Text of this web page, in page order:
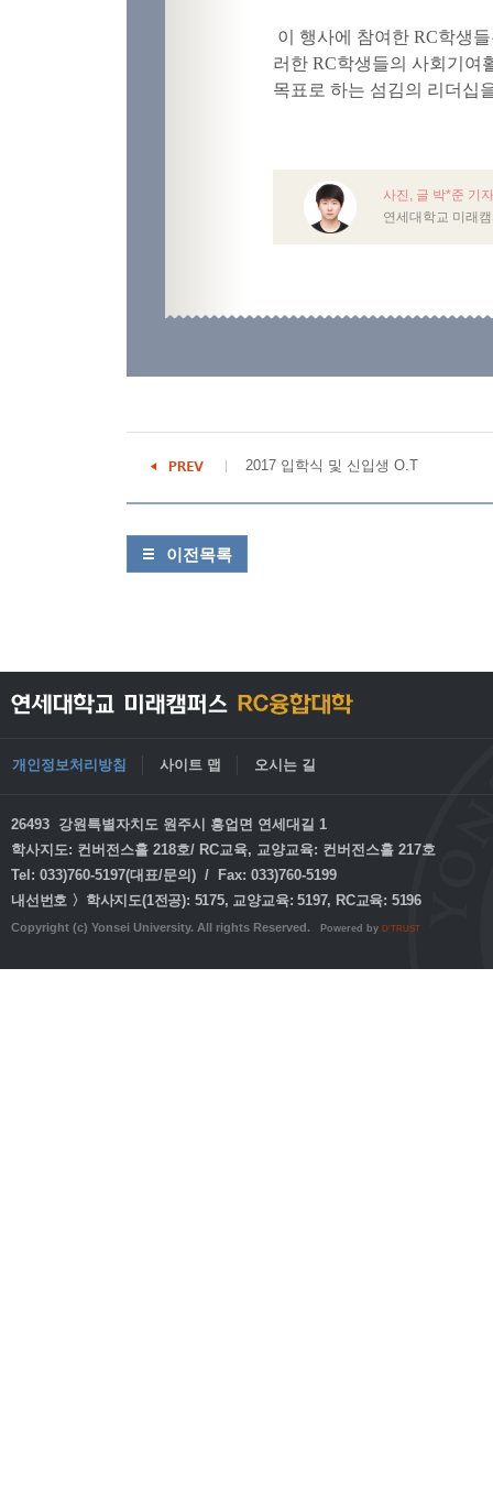
이 행사에 참여한 RC학생
러한 RC학생들의 사회기여
목표로 하는 섬김의 리더십
사진, 글 박*준 기
연세대학교 미래
2017 입학식 및 신입생 O.T
이전목록
개인정보처리방침 사이트 맵 오시는 길
26493 강원특별자치도 원주시 흥업면 연세대길 1
학사지도: 컨버전스홀 218호/ RC교육, 교양교육: 컨버전스홀 217호
Tel: 033)760-5197(대표/문의) / Fax: 033)760-5199
내선번호 〉학사지도(1전공): 5175, 교양교육: 5197, RC교육: 5196
Copyright (c) Yonsei University. All rights Reserved. Powered by D'TRUST